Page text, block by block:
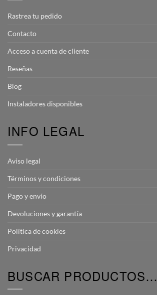
Rastrea tu pedido
Contacto
Acceso a cuenta de cliente
Reseñas
Blog
Instaladores disponibles
INFO LEGAL
Aviso legal
Términos y condiciones
Pago y envío
Devoluciones y garantía
Política de cookies
Privacidad
BUSCAR PRODUCTOS…